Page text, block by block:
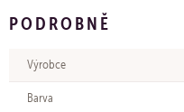
PODROBNĚ
Výrobce
Barva